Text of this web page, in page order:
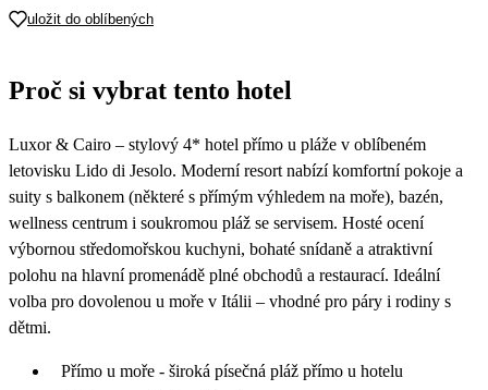
21 22
28 29 30
uložit do oblíbených
Proč si vybrat tento hotel
Luxor & Cairo – stylový 4* hotel přímo u pláže v oblíbeném
letovisku Lido di Jesolo. Moderní resort nabízí komfortní pokoje a
suity s balkonem (některé s přímým výhledem na moře), bazén,
wellness centrum i soukromou pláž se servisem. Hosté ocení
výbornou středomořskou kuchyni, bohaté snídaně a atraktivní
polohu na hlavní promenádě plné obchodů a restaurací. Ideální
volba pro dovolenou u moře v Itálii – vhodné pro páry i rodiny s
dětmi.
Přímo u moře - široká písečná pláž přímo u hotelu